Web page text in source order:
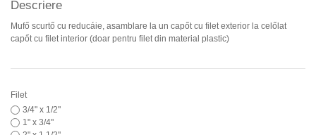
Descriere
Mufő scurtő cu reducáie, asamblare la un capőt cu filet exterior la celőlat
capőt cu filet interior (doar pentru filet din material plastic)
Filet
3/4" x 1/2"
1" x 3/4"